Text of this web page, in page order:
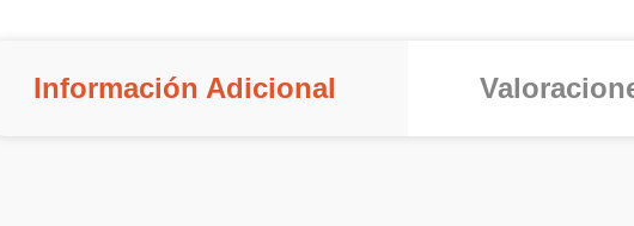
Información Adicional